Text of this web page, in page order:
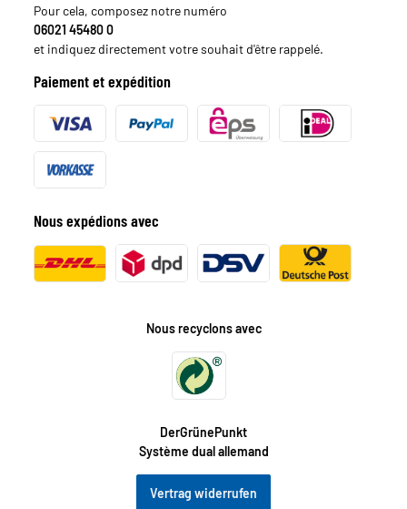
Pour cela, composez notre numéro
06021 45480 0
et indiquez directement votre souhait d'être rappelé.
Paiement et expédition
Nous expédions avec
Nous recyclons avec
DerGrünePunkt
Système dual allemand
Vertrag widerrufen